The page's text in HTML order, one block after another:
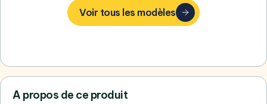
Voir tous les modèles
A propos de ce produit